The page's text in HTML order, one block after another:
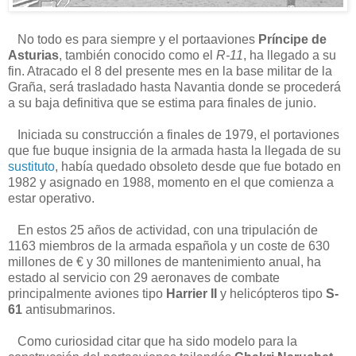
No todo es para siempre y el portaaviones Príncipe de
Asturias, también conocido como el R-11, ha llegado a su
fin. Atracado el 8 del presente mes en la base militar de la
Graña, será trasladado hasta Navantia donde se procederá
a su baja definitiva que se estima para finales de junio.
Iniciada su construcción a finales de 1979, el portaviones
que fue buque insignia de la armada hasta la llegada de su
sustituto, había quedado obsoleto desde que fue botado en
1982 y asignado en 1988, momento en el que comienza a
estar operativo.
En estos 25 años de actividad, con una tripulación de
1163 miembros de la armada española y un coste de 630
millones de € y 30 millones de mantenimiento anual, ha
estado al servicio con 29 aeronaves de combate
principalmente aviones tipo Harrier II y helicópteros tipo S-
61 antisubmarinos.
Como curiosidad citar que ha sido modelo para la